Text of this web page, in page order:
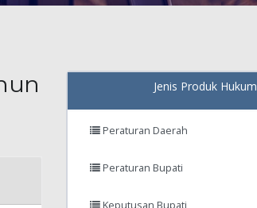
Jenis Produk Hukum
Peraturan Daerah
Peraturan Bupati
Keputusan Bupati